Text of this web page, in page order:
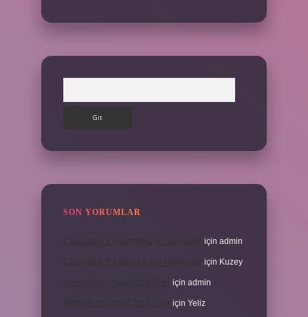
SON YORUMLAR
için admin
için Kuzey
için admin
için Yeliz